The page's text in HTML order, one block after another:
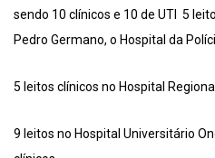
sendo 10 clínicos e 10 de UTI 5
Pedro Germano, o Hospital da
5 leitos clínicos no Hospital
9 leitos no Hospital Universitário